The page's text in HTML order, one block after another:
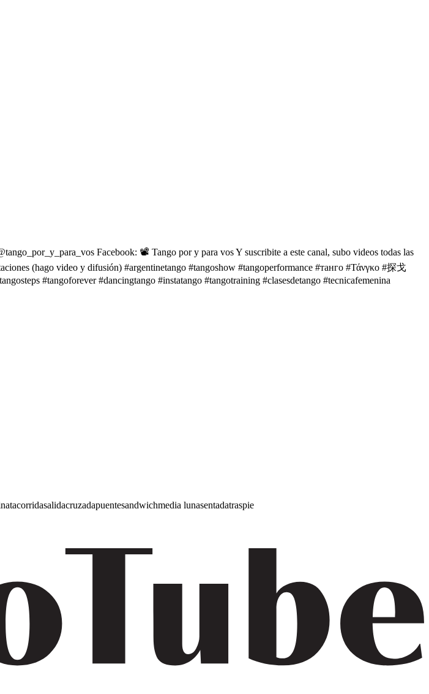
Facebook: 📽️ Tango por y para vos Y suscribite a este canal, subo videos todas las
(hago video y difusión) #argentinetango #tangoshow #tangoperformance #танго #Τάνγκο #探戈
#tangoforever #dancingtango #instatango #tangotraining #clasesdetango #tecnicafemenina
corridasalidacruzadapuentesandwichmedia lunasentadatraspie